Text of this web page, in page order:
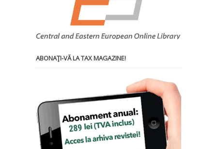
ABONAŢI-VĂ LA TAX MAGAZINE!